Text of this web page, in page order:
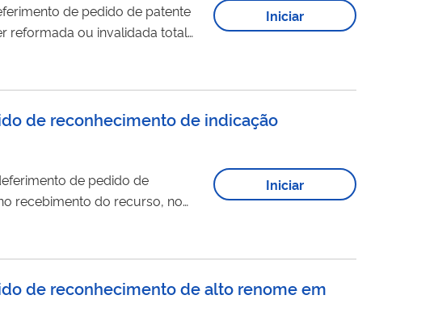
de pedido de patente
reformada ou invalidada total
técnica, na emissão de
Iniciar
de reconhecimento de indicação
de pedido de
recebimento do recurso, no
Iniciar
de reconhecimento de alto renome em